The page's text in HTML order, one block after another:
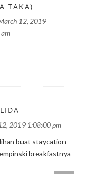
TAKA)
12, 2019
2019 1:08:00 pm
buat staycation
breakfastnya